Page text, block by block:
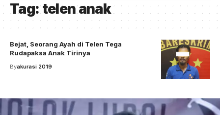
Tag:telen anak
Bejat, Seorang Ayah di Telen Tega
Rudapaksa Anak Tirinya
Byakurasi 2019